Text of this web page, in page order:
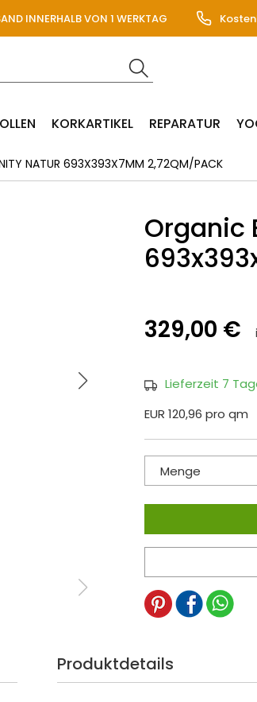
INNERHALB VON 1 WERKTAG
KORKARTIKEL REPARATUR
NATUR 693X393X7MM 2,72QM/PACK
Organic
329,00 €
Lieferzeit 7
EUR 120,96 pro qm
Menge
Produktdetails